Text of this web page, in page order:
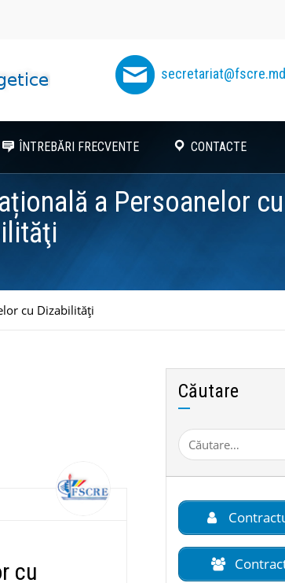
secretariat@fscre.md
ÎNTREBĂRI FRECVENTE CONTACTE
a Persoanelor cu
cu Dizabilităţi
cu
Căutare
Caută
după: